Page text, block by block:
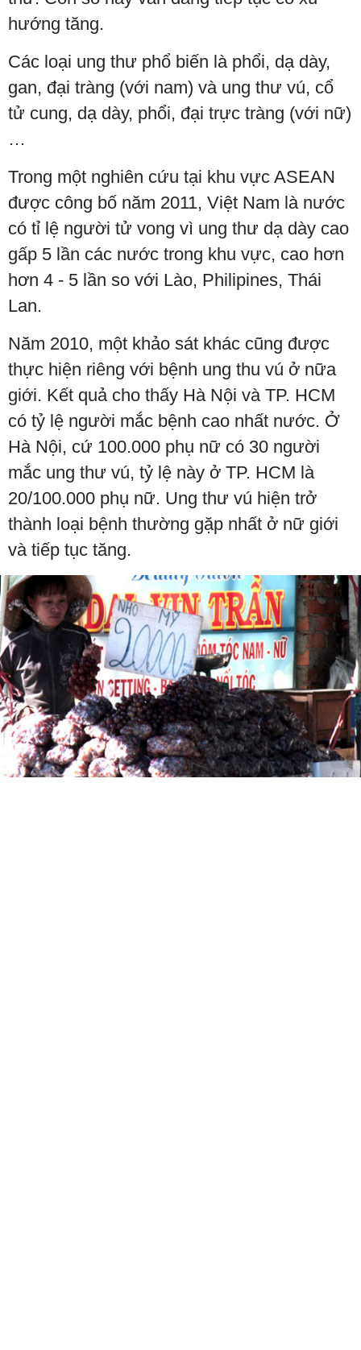
hướng tăng.
Các loại ung thư phổ biến là phổi, dạ dày,
gan, đại tràng (với nam) và ung thư vú, cổ
tử cung, dạ dày, phổi, đại trực tràng (với nữ)
…
Trong một nghiên cứu tại khu vực ASEAN
được công bố năm 2011, Việt Nam là nước
có tỉ lệ người tử vong vì ung thư dạ dày cao
gấp 5 lần các nước trong khu vực, cao hơn
hơn 4 - 5 lần so với Lào, Philipines, Thái
Lan.
Năm 2010, một khảo sát khác cũng được
thực hiện riêng với bệnh ung thu vú ở nữa
giới. Kết quả cho thấy Hà Nội và TP. HCM
có tỷ lệ người mắc bệnh cao nhất nước. Ở
Hà Nội, cứ 100.000 phụ nữ có 30 người
mắc ung thư vú, tỷ lệ này ở TP. HCM là
20/100.000 phụ nữ. Ung thư vú hiện trở
thành loại bệnh thường gặp nhất ở nữ giới
và tiếp tục tăng.